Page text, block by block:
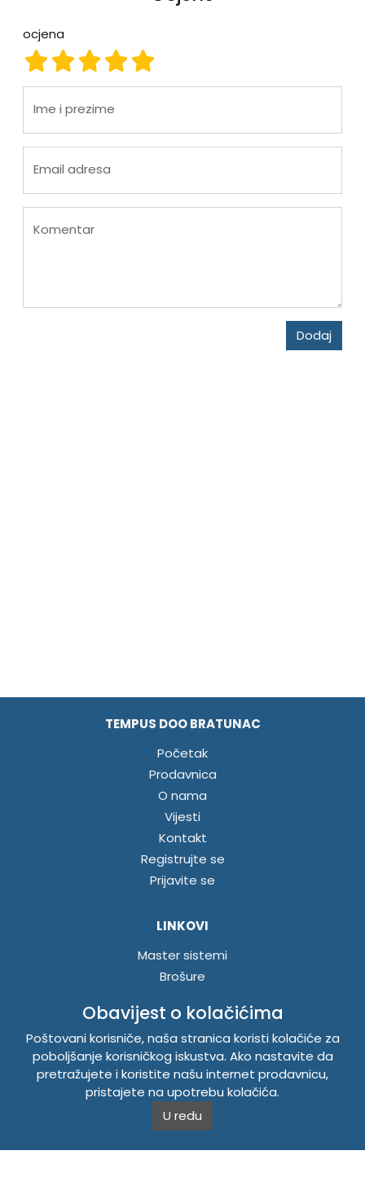
ocjena
ocjena 5
ocjena 4
ocjena 3
ocjena 2
ocjena 1
Ime i prezime
Email adresa
Komentar
Dodaj
TEMPUS DOO BRATUNAC
Početak
Prodavnica
O nama
Vijesti
Kontakt
Registrujte se
Prijavite se
LINKOVI
Master sistemi
Brošure
INFORMACIJE
Politika o kolačićima
Uslovi korištenja
Politika privatnosti
Obavijest o kolačićima
Poštovani korisniče, naša stranica koristi kolačiće za
poboljšanje korisničkog iskustva. Ako nastavite da
pretražujete i koristite našu internet prodavnicu,
pristajete na upotrebu kolačića.
U redu